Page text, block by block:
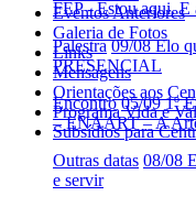
Eventos Anteriores
Galeria de Fotos
Links
Mensagens
Orientações aos
Programa Vida e
Subsídios para
FEP - Estou aqui. E
Palestra 09/08 Elo
PRESENCIAL
Encontro 05/09 1º
– ENAART – A
Outras datas 08/08
e servir